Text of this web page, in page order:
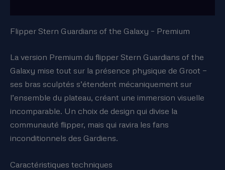
Flipper Stern Guardians of the Galaxy – Premium
La version Premium du flipper Stern Guardians of the
Galaxy mise tout sur la présence physique de Groot —
ses bras sculptés s’étendent mécaniquement sur
l’ensemble du plateau, créant une immersion visuelle
incomparable. Un choix de design qui divise la
communauté flipper, mais qui ravira les fans
inconditionnels des Gardiens.
Caractéristiques techniques